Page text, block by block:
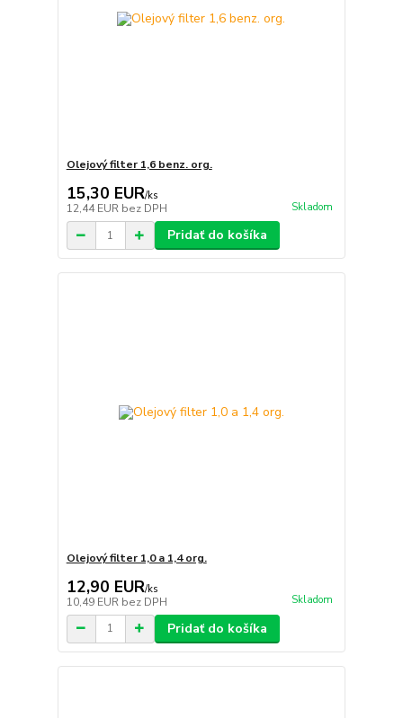
Olejový filter 1,6 benz. org.
15,30 EUR/ks
12,44 EUR bez DPH Skladom
Pridať do košíka
Olejový filter 1,0 a 1,4 org.
12,90 EUR/ks
10,49 EUR bez DPH Skladom
Pridať do košíka